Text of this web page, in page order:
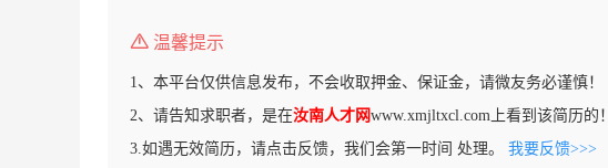
温馨提示
1、本平台仅供信息发布，不会收取押金、保证金，请微友务必谨慎！
2、请告知求职者，是在汝南人才网www.xmjltxcl.com上看到该简历的！
3.如遇无效简历，请点击反馈，我们会第一时间 处理。 我要反馈>>>